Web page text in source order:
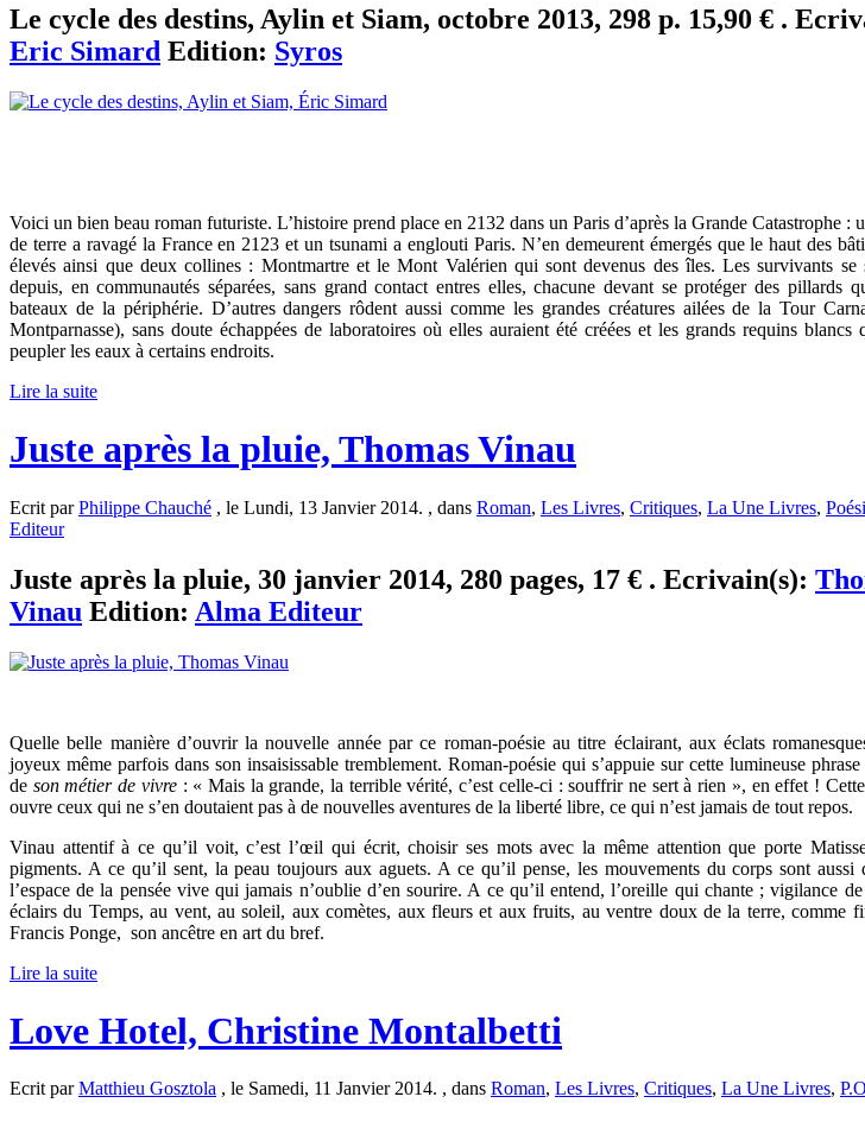
Le cycle des destins, Aylin et Siam, octobre 2013, 298 p. 15,90 € .
Eric Simard Edition: Syros
Voici un bien beau roman futuriste. L’histoire prend place en 2132 dans un Paris d’après la Grande Catastrophe :
de terre a ravagé la France en 2123 et un tsunami a englouti Paris. N’en demeurent émergés que le haut des
élevés ainsi que deux collines : Montmartre et le Mont Valérien qui sont devenus des îles. Les survivants se
depuis, en communautés séparées, sans grand contact entres elles, chacune devant se protéger des pillards
bateaux de la périphérie. D’autres dangers rôdent aussi comme les grandes créatures ailées de la Tour
Montparnasse), sans doute échappées de laboratoires où elles auraient été créées et les grands requins blancs
peupler les eaux à certains endroits.
Lire la suite
Juste après la pluie, Thomas Vinau
Ecrit parPhilippe Chauché , le Lundi, 13 Janvier 2014. , dans Roman, Les Livres, Critiques, La Une Livres,
Editeur
Juste après la pluie, 30 janvier 2014, 280 pages, 17 € . Ecrivain(s):
Vinau Edition: Alma Editeur
Quelle belle manière d’ouvrir la nouvelle année par ce roman-poésie au titre éclairant, aux éclats
joyeux même parfois dans son insaisissable tremblement. Roman-poésie qui s’appuie sur cette lumineuse
de son métier de vivre : « Mais la grande, la terrible vérité, c’est celle-ci : souffrir ne sert à rien », en effet !
ouvre ceux qui ne s’en doutaient pas à de nouvelles aventures de la liberté libre, ce qui n’est jamais de tout repos.
Vinau attentif à ce qu’il voit, c’est l’œil qui écrit, choisir ses mots avec la même attention que porte
pigments. A ce qu’il sent, la peau toujours aux aguets. A ce qu’il pense, les mouvements du corps sont aussi
l’espace de la pensée vive qui jamais n’oublie d’en sourire. A ce qu’il entend, l’oreille qui chante ; vigilance
éclairs du Temps, au vent, au soleil, aux comètes, aux fleurs et aux fruits, au ventre doux de la terre, comme
Francis Ponge, son ancêtre en art du bref.
Lire la suite
Love Hotel, Christine Montalbetti
Ecrit parMatthieu Gosztola , le Samedi, 11 Janvier 2014. , dans Roman, Les Livres, Critiques, La Une Livres,